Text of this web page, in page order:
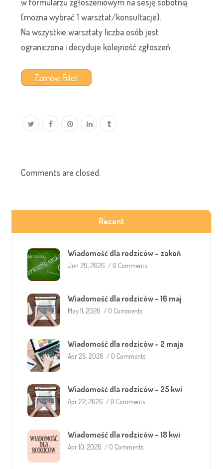
w formularzu zgłoszeniowym na sesję sobotnią
(można wybrać 1 warsztat/konsultacje).
Na wszystkie warsztaty liczba osób jest
ograniczona i decyduje kolejność zgłoszeń.
Zamów Bilet
Comments are closed.
Recent
Wiadomość dla rodziców – zakoń
Jun 29, 2026 / 0 Comments
Wiadomość dla rodziców – 16 maj
May 11, 2026 / 0 Comments
Wiadomość dla rodziców – 2 maja
Apr 28, 2026 / 0 Comments
Wiadomość dla rodziców – 25 kwi
Apr 22, 2026 / 0 Comments
Wiadomość dla rodziców – 18 kwi
Apr 10, 2026 / 0 Comments